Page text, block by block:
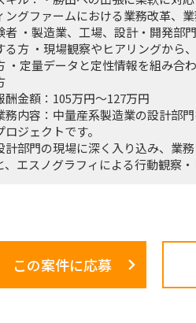
ングファームにおける業務改革、
者 ・製造業、工場、設計・開発部
る方 ・現場観察やヒアリングから
・定量データと定性情報を組み合
酬金額：105万円～127万円
務内容：中量産系製造業の設計部
ロジェクトです。
計部門の現場に深く入り込み、業
、エスノグラフィによる行動観察
員層に対する改革提案および最終報
この案件に応募